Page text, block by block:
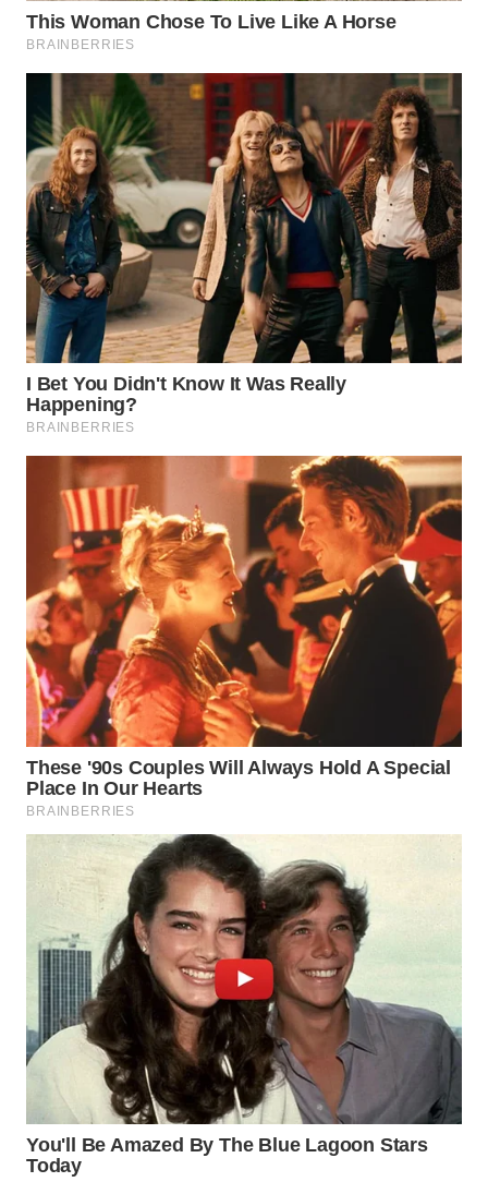
WN
NATUNA
WN
BINTAN
WN
MANDALIKA
WN
LIKUPANG
WN
LABUANBAJO
WN
BORNEO
WAHANA
NEWS
WAHANA
TANI
WAHANA
ADVOKAT
WAHANA
INFRASTRUKTUR
WAHANA
KONSUMEN
WAHANA
LISTRIK
TRAVEL
WAHANA